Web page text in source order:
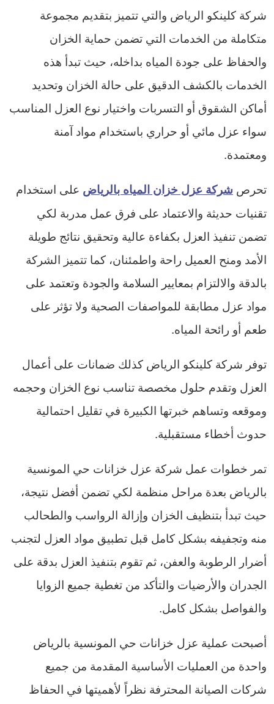
شركة كلينكو الرياض والتي تتميز بتقديم مجموعة
متكاملة من الخدمات التي تضمن حماية الخزان
والحفاظ على جودة المياه بداخله، حيث تبدأ هذه
الخدمات بالكشف الدقيق على حالة الخزان وتحديد
أماكن الشقوق أو التسربات واختيار نوع العزل المناسب
سواء عزل مائي أو حراري باستخدام مواد آمنة
ومعتمدة.
تحرص شركة عزل خزان المياه بالرياض على استخدام
تقنيات حديثة والاعتماد على فرق عمل مدربة لكي
تضمن تنفيذ العزل بكفاءة عالية وتحقيق نتائج طويلة
الأمد ومنح العميل راحة واطمئنان، كما تتميز الشركة
بالدقة والالتزام بمعايير السلامة والجودة وتعتمد على
مواد عزل مطابقة للمواصفات الصحية ولا تؤثر على
طعم أو رائحة المياه.
توفر شركة كلينكو الرياض كذلك ضمانات على أعمال
العزل وتقدم حلول مخصصة تناسب نوع الخزان وحجمه
وموقعه وتساهم خبرتها الكبيرة في تقليل احتمالية
حدوث أخطاء مستقبلية.
تمر خطوات عمل شركة عزل خزانات حي المونسية
بالرياض بعدة مراحل منظمة لكي تضمن أفضل نتيجة،
حيث تبدأ بتنظيف الخزان وإزالة الرواسب والطحالب
منه وتجفيفه بشكل كامل قبل تطبيق مواد العزل لتجنب
أضرار الرطوبة والعفن، ثم تقوم بتنفيذ العزل بدقة على
الجدران والأرضيات والتأكد من تغطية جميع الزوايا
والفواصل بشكل كامل.
أصبحت عملية عزل خزانات حي المونسية بالرياض
واحدة من العمليات الأساسية المقدمة من جميع
شركات الصيانة المحترفة نظراً لأهميتها في الحفاظ